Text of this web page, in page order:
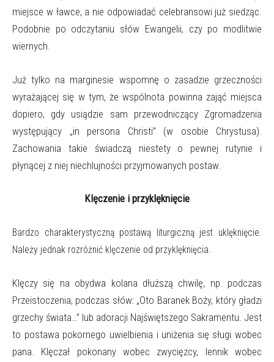
miejsce w ławce, a nie odpowiadać celebransowi już siedząc.
Podobnie po odczytaniu słów Ewangelii, czy po modlitwie
wiernych.
Już tylko na marginesie wspomnę o zasadzie grzeczności
wyrażającej się w tym, że wspólnota powinna zająć miejsca
dopiero, gdy usiądzie sam przewodniczący Zgromadzenia
występujący „in persona Christi” (w osobie Chrystusa).
Zachowania takie świadczą niestety o pewnej rutynie i
płynącej z niej niechlujności przyjmowanych postaw.
Klęczenie i przyklęknięcie
Bardzo charakterystyczną postawą liturgiczną jest uklęknięcie.
Należy jednak rozróżnić klęczenie od przyklęknięcia.
Klęczy się na obydwa kolana dłuższą chwilę, np. podczas
Przeistoczenia, podczas słów: „Oto Baranek Boży, który gładzi
grzechy świata…” lub adoracji Najświętszego Sakramentu. Jest
to postawa pokornego uwielbienia i uniżenia się sługi wobec
pana. Klęczał pokonany wobec zwycięzcy, lennik wobec